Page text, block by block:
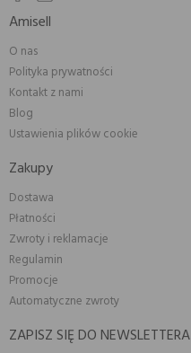
Amisell
O nas
Polityka prywatności
Kontakt z nami
Blog
Ustawienia plików cookie
Zakupy
Dostawa
Płatności
Zwroty i reklamacje
Regulamin
Promocje
Automatyczne zwroty
ZAPISZ SIĘ DO NEWSLETTERA